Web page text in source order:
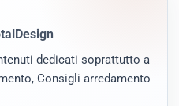
dedicati soprattutto a
Consigli arredamento